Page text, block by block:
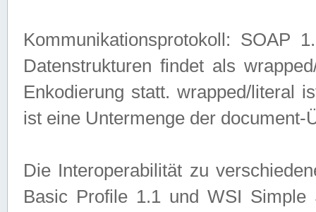
Kommunikationsprotokoll: SOAP
Datenstrukturen findet als
Enkodierung statt. wrapped/literal
ist eine Untermenge der
Die Interoperabilität zu
Basic Profile 1.1 und WSI